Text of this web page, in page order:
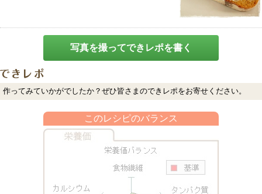
写真を撮ってできレポを書く
作ってみていかがでしたか？ぜひ皆さまのできレポをお寄せください。
このレシピのバランス